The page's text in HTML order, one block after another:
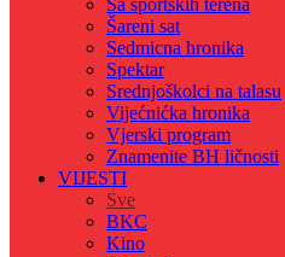
Sa sportskih terena
Šareni sat
Sedmicna hronika
Spektar
Srednjoškolci na talasu
Vijećnićka hronika
Vjerski program
Znamenite BH ličnosti
VIJESTI
Sve
BKC
Kino